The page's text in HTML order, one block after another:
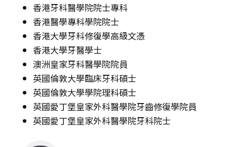
香港牙科醫學院院士專科
香港醫學專科學院院士
香港大學牙科修復學高級文憑
香港大學牙醫學士
澳洲皇家牙科醫學院院員
英國倫敦大學臨床牙科碩士
英國倫敦大學學院理科碩士
英國愛丁堡皇家外科醫學院牙齒修復學院員
英國愛丁堡皇家外科醫學院牙科院士